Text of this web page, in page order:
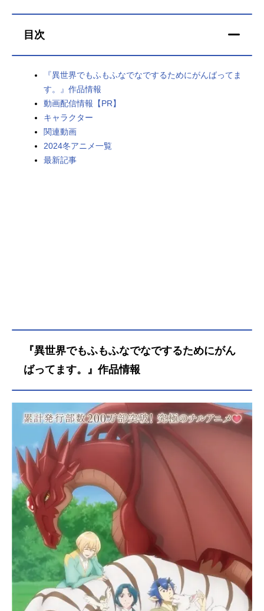
春アニメ 夏アニメ
秋アニメ
目次
『異世界でもふもふなでなでするためにがんばってま
す。』作品情報
動画配信情報【PR】
キャラクター
関連動画
2024冬アニメ一覧
最新記事
『異世界でもふもふなでなでするためにがん
ばってます。』作品情報